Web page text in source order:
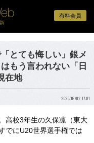
有料会員
とても悔しい」銀メ
もう言われない「日
在地
2025/06/02 17:01
高校3年生の久保凛（東大
でにU20世界選手権では